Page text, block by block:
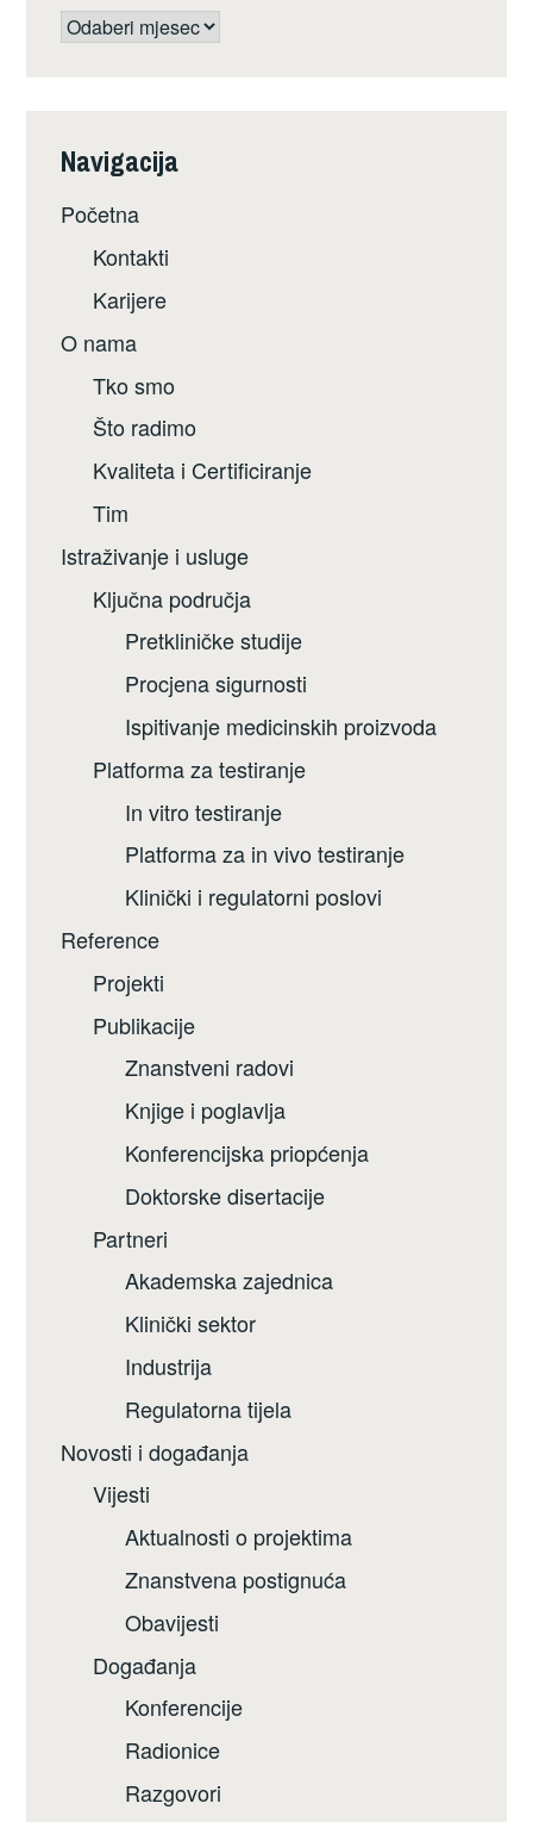
Arhiva
Navigacija
Početna
Kontakti
Karijere
O nama
Tko smo
Što radimo
Kvaliteta i Certificiranje
Tim
Istraživanje i usluge
Ključna područja
Pretkliničke studije
Procjena sigurnosti
Ispitivanje medicinskih proizvoda
Platforma za testiranje
In vitro testiranje
Platforma za in vivo testiranje
Klinički i regulatorni poslovi
Reference
Projekti
Publikacije
Znanstveni radovi
Knjige i poglavlja
Konferencijska priopćenja
Doktorske disertacije
Partneri
Akademska zajednica
Klinički sektor
Industrija
Regulatorna tijela
Novosti i događanja
Vijesti
Aktualnosti o projektima
Znanstvena postignuća
Obavijesti
Događanja
Konferencije
Radionice
Razgovori